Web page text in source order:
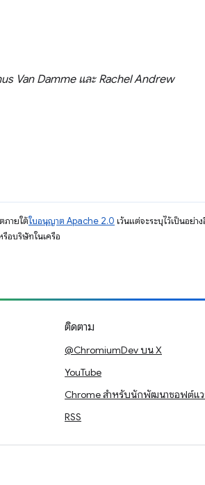
Van Damme และ Rachel Andrew
ภายใต้ใบอนุญาต Apache 2.0 เว้นแต่จะระบุไว้เป็นอย่า
อบริษัทในเครือ
ติดตาม
@ChromiumDev บน X
YouTube
Chrome สำหรับนักพัฒนาซอฟต์แว
RSS